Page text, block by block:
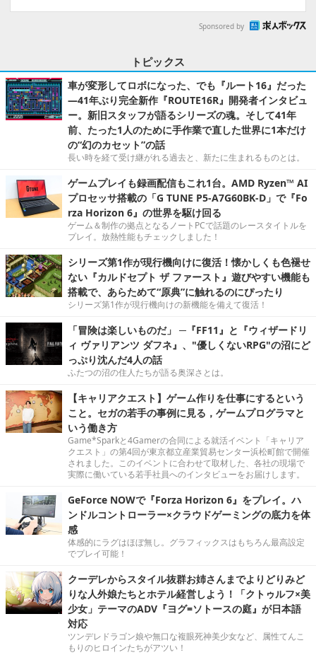
Sponsored by
トピックス
車が変形してロボになった、でも『ルート16』だった
―41年ぶり完全新作『ROUTE16R』開発者インタビュ
ー。新旧スタッフが語るシリーズの魂。そして41年
前、たった1人のために手作業で直した世界に1本だけ
の“幻のカセット”の話
長い時を経て受け継がれる過去と、新たに生まれるものとは。
ゲームプレイも録画配信もこれ1台。AMD Ryzen™ AI
プロセッサ搭載の「G TUNE P5-A7G60BK-D」で『Fo
rza Horizon 6』の世界を駆け回る
ゲーム＆制作の拠点となるノートPCで話題のレースタイトルを
プレイ。放熱性能もチェックしました！
シリーズ第1作が現行機向けに復活！懐かしくも色褪せ
ない『カルドセプト ザ ファースト』遊びやすい機能も
搭載で、あらためて“原典”に触れるのにぴったり
シリーズ第1作が現行機向けの新機能を備えて復活！
「冒険は楽しいものだ」 ─『FF11』と『ウィザードリ
ィ ヴァリアンツ ダフネ』、"優しくないRPG"の沼にど
っぷり沈んだ4人の話
ふたつの沼の住人たちが語る奥深さとは。
【キャリアクエスト】ゲーム作りを仕事にするという
こと。セガの若手の事例に見る，ゲームプログラマと
いう働き方
Game*Sparkと4Gamerの合同による就活イベント「キャリア
クエスト」の第4回が東京都立産業貿易センター浜松町館で開催
されました。このイベントに合わせて取材した、各社の現場で
実際に働いている若手社員へのインタビューをお届けします。
GeForce NOWで『Forza Horizon 6』をプレイ。ハ
ンドルコントローラー×クラウドゲーミングの底力を体
感
体感的にラグはほぼ無し。グラフィックスはもちろん最高設定
でプレイ可能！
クーデレからスタイル抜群お姉さんまでよりどりみど
りな人外娘たちとホテル経営しよう！「クトゥルフ×美
少女」テーマのADV『ヨグ=ソトースの庭』が日本語
対応
ツンデレドラゴン娘や無口な複眼死神美少女など、属性てんこ
もりのヒロインたちがアツい！